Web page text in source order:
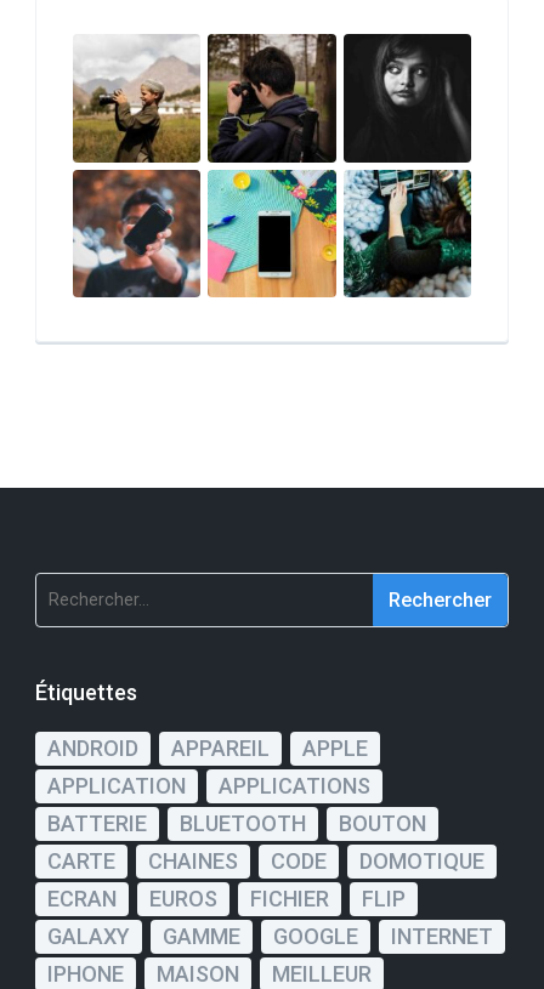
Rechercher :
Étiquettes
ANDROID APPAREIL
APPLE
APPLICATION
APPLICATIONS
BATTERIE
BLUETOOTH
BOUTON
CARTE
CHAINES CODE
DOMOTIQUE
ECRAN
EUROS FICHIER
FLIP
GALAXY
GAMME GOOGLE
INTERNET
IPHONE
MAISON
MEILLEUR